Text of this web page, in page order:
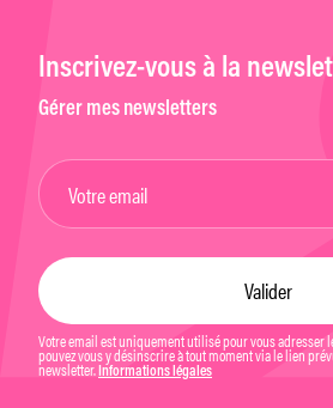
Inscrivez-vous à la
Gérer mes newsletters
Votre email est uniquement utilisé pour vous adresser
pouvez vous y désinscrire à tout moment via le lien
newsletter. Informations légales